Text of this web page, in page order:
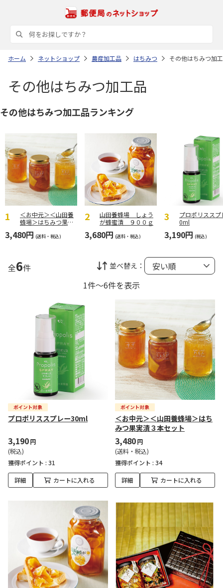
ホーム ネットショップ 農産加工品 はちみつ その他はちみつ加
その他はちみつ加工品
その他はちみつ加工品ランキング
＜お中元＞＜山田養
蜂場＞はちみつ果実
3,480円 (送料・税込)
山田養蜂場 しょう
が蜂蜜漬 ９００ｇ
3,680円 (送料・税込)
プロポリススプ
0ml
3,190円 (税込)
全6件 並べ替え：
1件～6件を表示
プロポリススプレー30ml
3,190円
(税込)
獲得ポイント : 31
詳細 カートに入れる
＜お中元＞＜山田養蜂場＞はち
みつ果実漬３本セット
3,480円
(送料・税込)
獲得ポイント : 34
詳細 カートに入れる